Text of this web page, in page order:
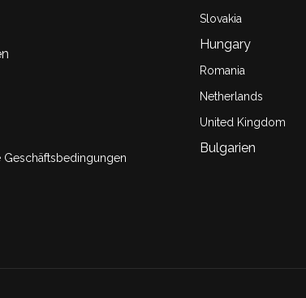
Slovakia
Hungary
Romania
Netherlands
United Kingdom
Bulgarien